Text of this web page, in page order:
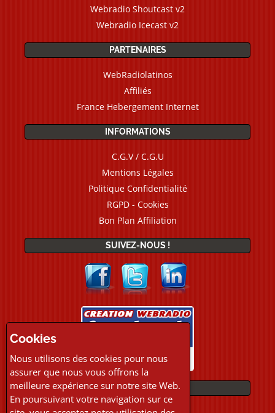
Webradio Shoutcast v2
Webradio Icecast v2
PARTENAIRES
WebRadiolatinos
Affiliés
France Hebergement Internet
INFORMATIONS
C.G.V / C.G.U
Mentions Légales
Politique Confidentialité
RGPD - Cookies
Bon Plan Affiliation
SUIVEZ-NOUS !
PAIEMENTS
Cookies
Nous utilisons des cookies pour nous
assurer que nous vous offrons la
meilleure expérience sur notre site Web.
En poursuivant votre navigation sur ce